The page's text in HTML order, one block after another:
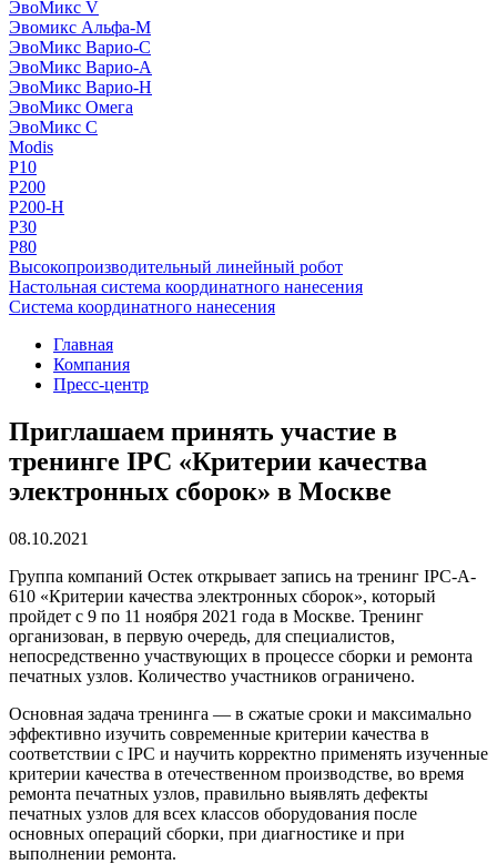
ЭвоМикс V
Эвомикс Альфа-М
ЭвоМикс Варио-C
ЭвоМикс Варио-А
ЭвоМикс Варио-Н
ЭвоМикс Омега
ЭвоМикс С
Modis
P10
P200
P200-H
P30
P80
Высокопроизводительный линейный робот
Настольная система координатного нанесения
Система координатного нанесения
Главная
Компания
Пресс-центр
Приглашаем принять участие в
тренинге IPC «Критерии качества
электронных сборок» в Москве
08.10.2021
Группа компаний Остек открывает запись на тренинг IPC-A-
610 «Критерии качества электронных сборок», который
пройдет с 9 по 11 ноября 2021 года в Москве. Тренинг
организован, в первую очередь, для специалистов,
непосредственно участвующих в процессе сборки и ремонта
печатных узлов. Количество участников ограничено.
Основная задача тренинга — в сжатые сроки и максимально
эффективно изучить современные критерии качества в
соответствии с IPC и научить корректно применять изученные
критерии качества в отечественном производстве, во время
ремонта печатных узлов, правильно выявлять дефекты
печатных узлов для всех классов оборудования после
основных операций сборки, при диагностике и при
выполнении ремонта.